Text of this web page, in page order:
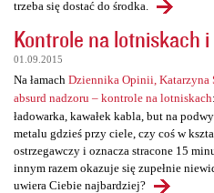
trzeba się dostać do środka.
Kontrole na lotniskach
01.09.2015
Na łamach Dziennika Opinii, Katarzyna
absurd nadzoru – kontrole na lotniskach
ładowarka, kawałek kabla, but na
metalu gdzieś przy ciele, czy coś w
ostrzegawczy i oznacza stracone 15
innym razem okazuje się zupełnie
uwiera Ciebie najbardziej?